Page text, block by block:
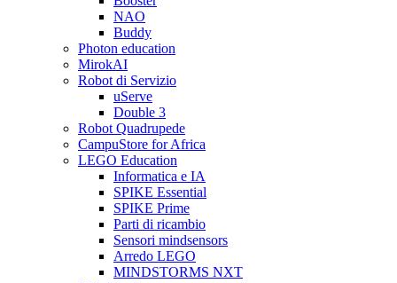
NAO
Buddy
Photon education
MirokAI
Robot di Servizio
uServe
Double 3
Robot Quadrupede
CampuStore for Africa
LEGO Education
Informatica e IA
SPIKE Essential
SPIKE Prime
Parti di ricambio
Sensori mindsensors
Arredo LEGO
MINDSTORMS NXT